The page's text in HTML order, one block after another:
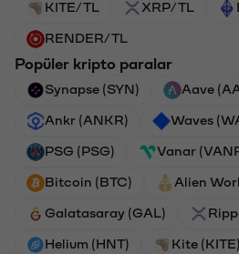
KITE/TL XRP/TL
RENDER/TL
Popüler kripto paralar
Synapse (SYN) Aave
Ankr (ANKR) Waves
PSG (PSG) Vanar
Bitcoin (BTC) Alien
Galatasaray (GAL)
Helium (HNT) Kite (KITE)